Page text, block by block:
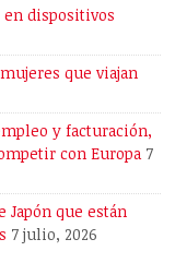
en dispositivos
que viajan
y facturación,
con Europa 7
Japón que están
7 julio, 2026